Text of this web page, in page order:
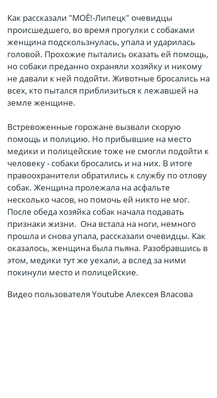
Как рассказали "МОЁ!-Липецк" очевидцы
происшедшего, во время прогулки с собаками
женщина подскользнулась, упала и ударилась
головой. Прохожие пытались оказать ей помощь,
но собаки преданно охраняли хозяйку и никому
не давали к ней подойти. Животные бросались на
всех, кто пытался приблизиться к лежавшей на
земле женщине.
Встревоженные горожане вызвали скорую
помощь и полицию. Но прибывшие на место
медики и полицейские тоже не смогли подойти к
человеку - собаки бросались и на них. В итоге
правоохранители обратились к службу по отлову
собак. Женщина пролежала на асфальте
несколько часов, но помочь ей никто не мог.
После обеда хозяйка собак начала подавать
признаки жизни. Она встала на ноги, немного
прошла и снова упала, рассказали очевидцы. Как
оказалось, женщина была пьяна. Разобравшись в
этом, медики тут же уехали, а вслед за ними
покинули место и полицейские.
Видео пользователя Youtube Алексея Власова